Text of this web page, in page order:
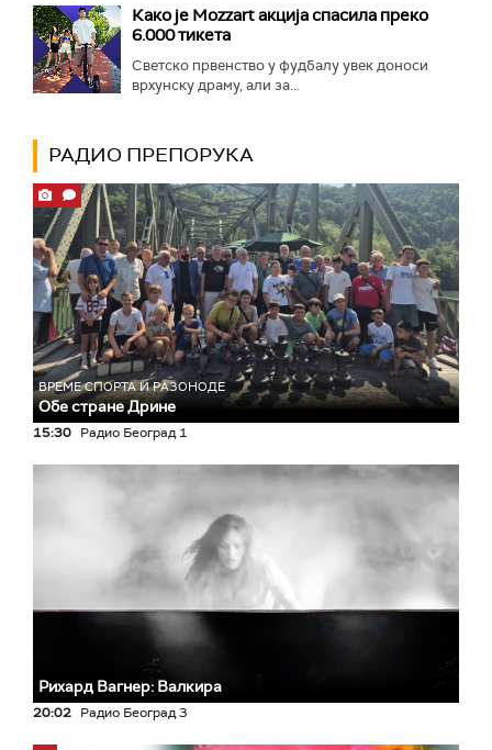
Како је Mozzart акција спасила преко
6.000 тикета
Светско првенство у фудбалу увек доноси
врхунску драму, али за...
РАДИО ПРЕПОРУКА
ВРЕМЕ СПОРТА И РАЗОНОДЕ
Обе стране Дрине
15:30 Радио Београд 1
Рихард Вагнер: Валкира
20:02 Радио Београд 3